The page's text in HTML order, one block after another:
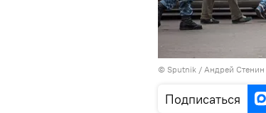
© Sputnik / Андрей Стенин
Подписаться